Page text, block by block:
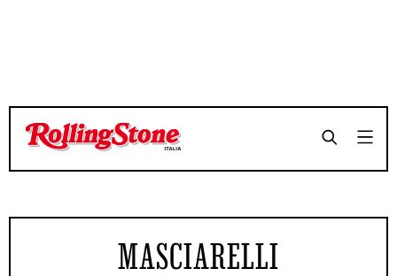
MASCIARELLI